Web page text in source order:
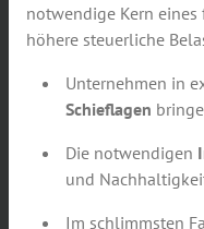
notwendige Kern
höhere steuerliche
Unternehmen in
Schieflagen
Die notwendigen
und
Im schlimmsten